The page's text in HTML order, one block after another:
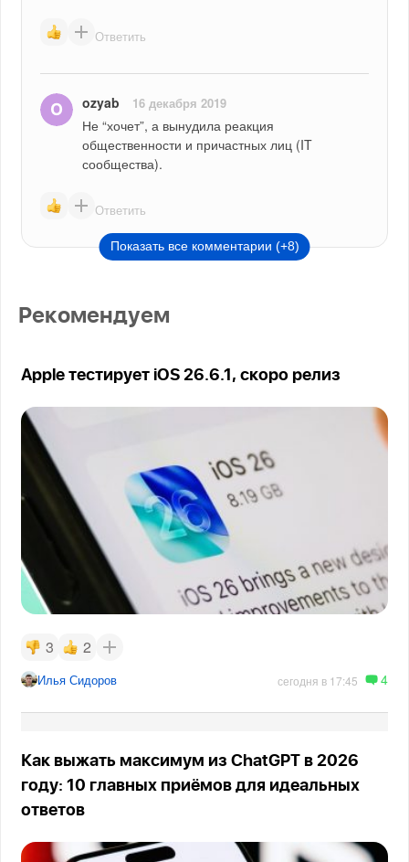
Ответить
ozyab 16 декабря 2019
Не “хочет”, а вынудила реакция
общественности и причастных лиц (IT
сообщества).
Ответить
Показать все комментарии (+8)
Рекомендуем
Apple тестирует iOS 26.6.1, скоро релиз
3 2
Илья Сидоров сегодня в 17:45 4
Как выжать максимум из ChatGPT в 2026
году: 10 главных приёмов для идеальных
ответов